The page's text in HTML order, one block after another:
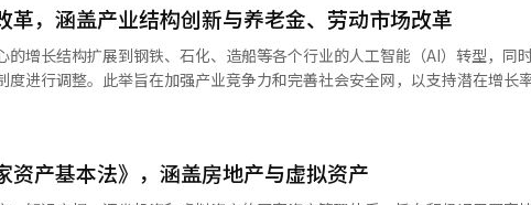
础设施解决方案供应商，我们将不断增强差异化竞争力，同时持续实践经济
同比增长约
元。第二季度的业绩将于14日公布。※ 本报道经人工智能（AI）系统翻译
亿3000万美元和5月的386亿1000万美元后，继续保持增长趋势。 消费者物价指数
月以来首次降至2%区间。政府认为，石油最高价格的降低和农产品折扣支持
“中东
累积的高油价负担使民生经济面临持续困难，去年通信费用的临时减免带来的
存在，因此我们必须保持紧迫感，继续进行跨部门的物价稳定努力。” 他还警惕经济
烈的产业转型压力。如果当前的半导体热潮无法扩展到整个经济，行业、地
潜在增长率的反弹，达到全民共同发展
革，涵盖产业结构创新与养老金、劳动市场改革
增长结构扩展到钢铁、石化、造船等各个行业的人工智能（AI）转型，同时
进行调整。此举旨在加强产业竞争力和完善社会安全网，以支持潜在增长率的
了由副总理兼财政经济部部长具允哲主持的紧急经济总部会议及经济结构创
化、生物、家电、造船、汽车等主力产业的AI基础制造流程的引入上。政府
新，并计划在2026至2030年间开发
资产基本法》，涵盖房地产与虚拟资产